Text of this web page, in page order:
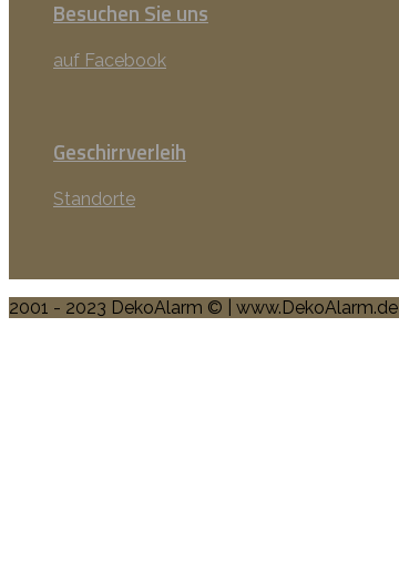
Besuchen Sie uns
auf Facebook
Geschirrverleih
Standorte
2001 - 2023 DekoAlarm © | www.DekoAlarm.de